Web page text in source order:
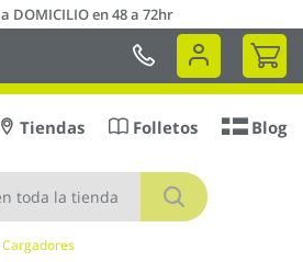
DOMICILIO en 48 a 72hr
Mi
Buscar
Tiendas Folletos Blog
Cargadores